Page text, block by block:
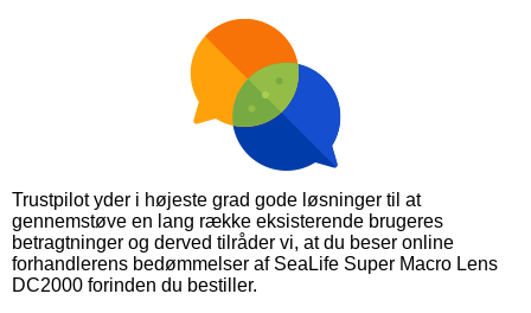
Trustpilot yder i højeste grad gode løsninger til at
gennemstøve en lang række eksisterende brugeres
betragtninger og derved tilråder vi, at du beser online
forhandlerens bedømmelser af SeaLife Super Macro Lens
DC2000 forinden du bestiller.